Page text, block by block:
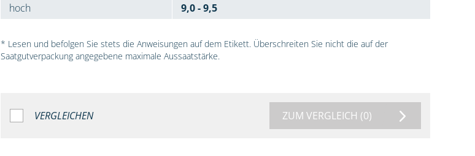
hoch
9,0 - 9,5
* Lesen und befolgen Sie stets die Anweisungen auf dem Etikett. Überschreiten Sie nicht die auf der
Saatgutverpackung angegebene maximale Aussaatstärke.
VERGLEICHEN ZUM VERGLEICH (0)